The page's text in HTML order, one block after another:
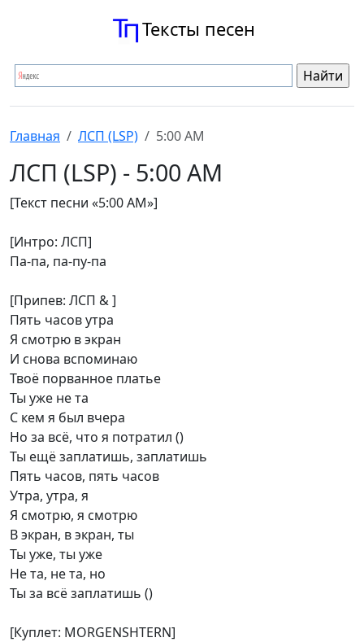
Тексты песен
Главная ЛСП (LSP) 5:00 AM
ЛСП (LSP) - 5:00 AM
[Текст песни «5:00 AM»]
[Интро: ЛСП]
Па-па, па-пу-па
[Припев: ЛСП & ]
Пять часов утра
Я смотрю в экран
И снова вспоминаю
Твоё порванное платье
Ты уже не та
С кем я был вчера
Но за всё, что я потратил ()
Ты ещё заплатишь, заплатишь
Пять часов, пять часов
Утра, утра, я
Я смотрю, я смотрю
В экран, в экран, ты
Ты уже, ты уже
Не та, не та, но
Ты за всё заплатишь ()
[Куплет: MORGENSHTERN]